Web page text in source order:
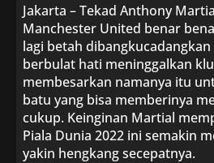
Jakarta – Tekad Anthony
Manchester United benar
lagi betah
berbulat hati meninggalkan
membesarkan namanya itu
batu yang bisa memberinya
cukup. Keinginan Martial
Piala Dunia 2022 ini semakin
yakin hengkang secepatnya.